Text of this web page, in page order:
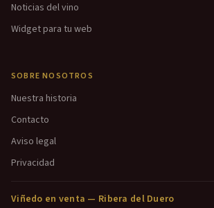
Noticias del vino
Widget para tu web
SOBRE NOSOTROS
Nuestra historia
Contacto
Aviso legal
Privacidad
Viñedo en venta — Ribera del Duero